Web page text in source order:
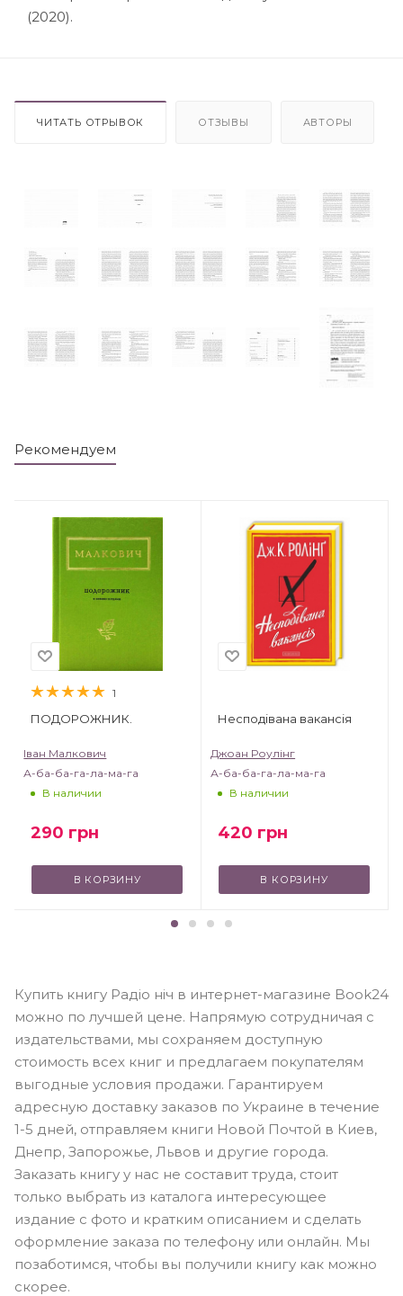
(2020).
ЧИТАТЬ ОТРЫВОК ОТЗЫВЫ АВТОРЫ
Рекомендуем
1
ПОДОРОЖНИК.
Іван Малкович
А-ба-ба-га-ла-ма-га
В наличии
290 грн
В КОРЗИНУ
Несподівана вакансія
Джоан Роулінг
А-ба-ба-га-ла-ма-га
В наличии
420 грн
В КОРЗИНУ
Купить книгу Радіо ніч в интернет-магазине Book24
можно по лучшей цене. Напрямую сотрудничая с
издательствами, мы сохраняем доступную
стоимость всех книг и предлагаем покупателям
выгодные условия продажи. Гарантируем
адресную доставку заказов по Украине в течение
1-5 дней, отправляем книги Новой Почтой в Киев,
Днепр, Запорожье, Львов и другие города.
Заказать книгу у нас не составит труда, стоит
только выбрать из каталога интересующее
издание с фото и кратким описанием и сделать
оформление заказа по телефону или онлайн. Мы
позаботимся, чтобы вы получили книгу как можно
скорее.